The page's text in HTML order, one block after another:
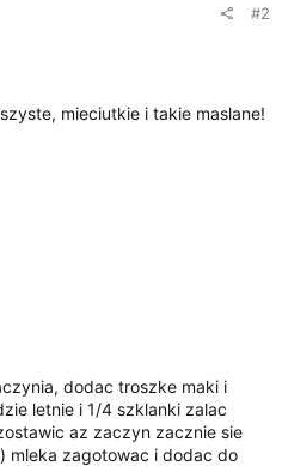
#2
mieciutkie i takie maslane!
dodac troszke maki i
letnie i 1/4 szklanki zalac
az zaczyn zacznie sie
mleka zagotowac i dodac do